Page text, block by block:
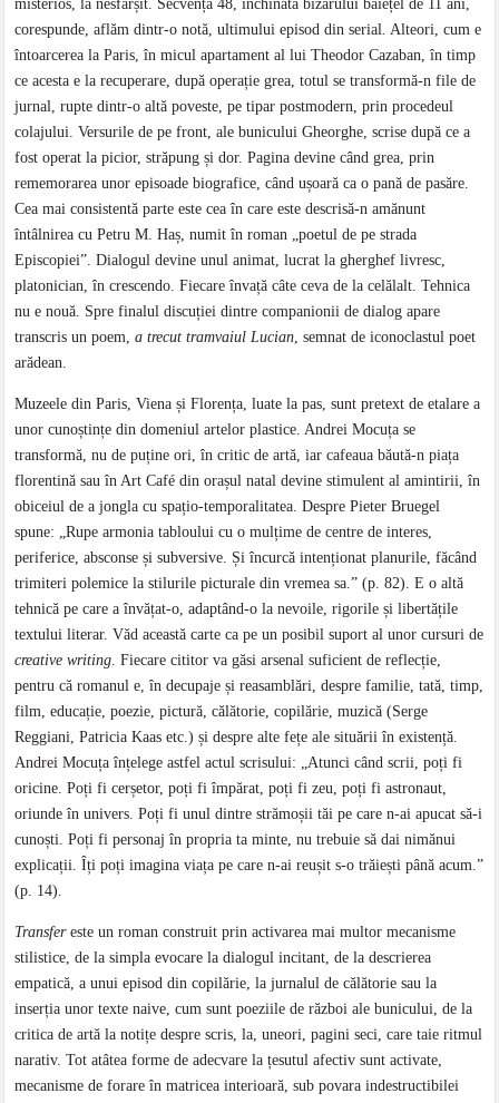
misterios, la nesfârșit. Secvența 48, închinată bizarului băiețel de 11 ani,
corespunde, aflăm dintr-o notă, ultimului episod din serial Alteori, cum e
întoarcerea la Paris, în micul apartament al lui Theodor Cazaban, în timp
ce acesta e la recuperare, după operație grea, totul se transformă-n file de
jurnal, rupte dintr-o altă poveste, pe tipar postmodern, prin procedeul
colajului. Versurile de pe front, ale bunicului Gheorghe, scrise după ce a
fost operat la picior, străpung și dor. Pagina devine când grea, prin
rememorarea unor episoade biografice, când ușoară ca o pană de pasăre.
Cea mai consistentă parte este cea în care este descrisă-n amănunt
întâlnirea cu Petru M. Haș, numit în roman „poetul de pe strada
Episcopiei”. Dialogul devine unul animat, lucrat la gherghef livresc,
platonician, în crescendo. Fiecare învață câte ceva de la celălalt. Tehnica
nu e nouă. Spre finalul discuției dintre companionii de dialog apare
transcris un poem,a trecut tramvaiul Lucian , semnat de iconoclastul poet
arădean.
Muzeele din Paris, Viena și Florența, luate la pas, sunt pretext de etalare a
unor cunoștințe din domeniul artelor plastice. Andrei Mocuța se
transformă, nu de puține ori, în critic de artă, iar cafeaua băută-n piața
florentină sau în Art Café din orașul natal devine stimulent al amintirii, în
obiceiul de a jongla cu spațio-temporalitatea. Despre Pieter Bruegel
spune: „Rupe armonia tabloului cu o mulțime de centre de interes,
periferice, absconse și subversive. Și încurcă intenționat planurile, făcând
trimiteri polemice la stilurile picturale din vremea sa.” (p. 82). E o altă
tehnică pe care a învățat-o, adaptând-o la nevoile, rigorile și libertățile
textului literar. Văd această carte ca pe un posibil suport al unor cursuri de
creative writing . Fiecare cititor va găsi arsenal suficient de reflecție,
pentru că romanul e, în decupaje și reasamblări, despre familie, tată, timp,
film, educație, poezie, pictură, călătorie, copilărie, muzică (Serge
Reggiani, Patricia Kaas etc.) și despre alte fețe ale situării în existență.
Andrei Mocuța înțelege astfel actul scrisului: „Atunci când scrii, poți fi
oricine. Poți fi cerșetor, poți fi împărat, poți fi zeu, poți fi astronaut,
oriunde în univers. Poți fi unul dintre strămoșii tăi pe care n-ai apucat să-i
cunoști. Poți fi personaj în propria ta minte, nu trebuie să dai nimănui
explicații. Îți poți imagina viața pe care n-ai reușit s-o trăiești până acum.”
(p. 14).
Transfereste un roman construit prin activarea mai multor mecanisme
stilistice, de la simpla evocare la dialogul incitant, de la descrierea
empatică, a unui episod din copilărie, la jurnalul de călătorie sau la
inserția unor texte naive, cum sunt poeziile de război ale bunicului, de la
critica de artă la notițe despre scris, la, uneori, pagini seci, care taie ritmul
narativ. Tot atâtea forme de adecvare la țesutul afectiv sunt activate,
mecanisme de forare în matricea interioară, sub povara indestructibilei